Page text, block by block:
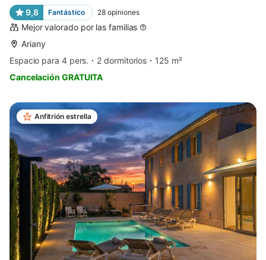
9,8 Fantástico 28 opiniones
Mejor valorado por las familias
Ariany
Espacio para 4 pers.
2 dormitorios
125 m²
Cancelación GRATUITA
Anfitrión estrella